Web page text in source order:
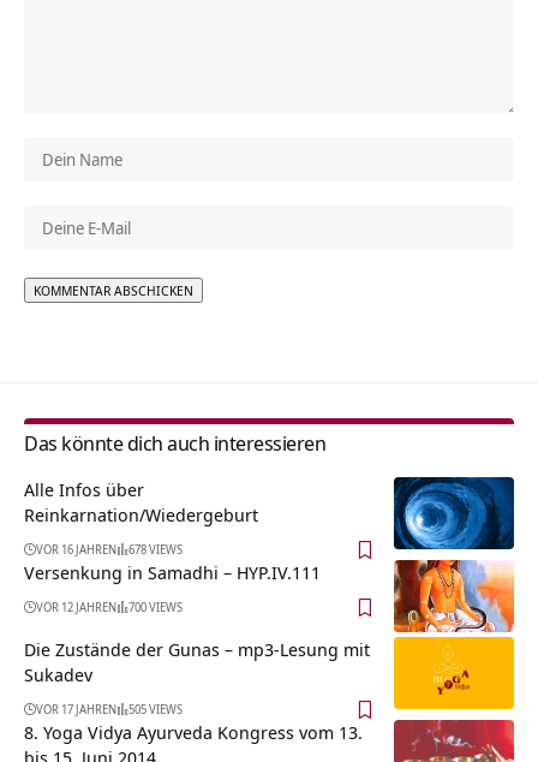
Das könnte dich auch interessieren
Alle Infos über
Reinkarnation/Wiedergeburt
VOR 16 JAHREN 678 VIEWS
Versenkung in Samadhi – HYP.IV.111
VOR 12 JAHREN 700 VIEWS
Die Zustände der Gunas – mp3-Lesung mit
Sukadev
VOR 17 JAHREN 505 VIEWS
8. Yoga Vidya Ayurveda Kongress vom 13.
bis 15. Juni 2014